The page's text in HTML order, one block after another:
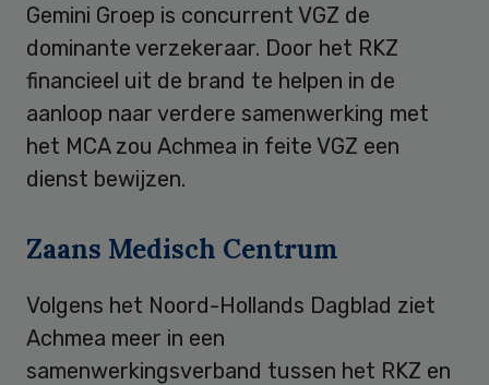
Gemini Groep is concurrent VGZ de
dominante verzekeraar. Door het RKZ
financieel uit de brand te helpen in de
aanloop naar verdere samenwerking met
het MCA zou Achmea in feite VGZ een
dienst bewijzen.
Zaans Medisch Centrum
Volgens het Noord-Hollands Dagblad ziet
Achmea meer in een
samenwerkingsverband tussen het RKZ en